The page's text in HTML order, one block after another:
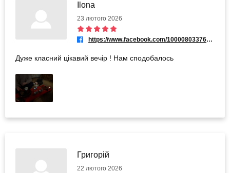
Ilona
23 лютого 2026
https://www.facebook.com/100008033761909
Дуже класний цікавий вечір ! Нам сподобалось
Григорій
22 лютого 2026